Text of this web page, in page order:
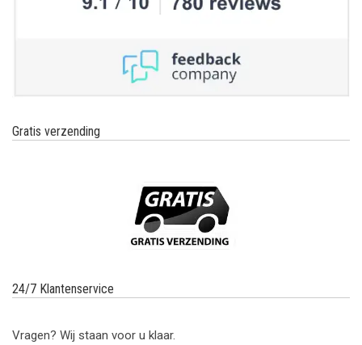
Gratis verzending
24/7 Klantenservice
Vragen? Wij staan voor u klaar.